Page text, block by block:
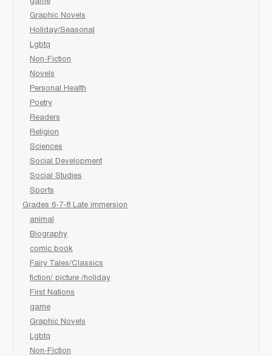
Graphic Novels
Holiday/Seasonal
Lgbtq
Non-Fiction
Novels
Personal Health
Poetry
Readers
Religion
Sciences
Social Development
Social Studies
Sports
Grades 6-7-8 Late immersion
animal
Biography
comic book
Fairy Tales/Classics
fiction/ picture /holiday
First Nations
game
Graphic Novels
Lgbtq
Non-Fiction